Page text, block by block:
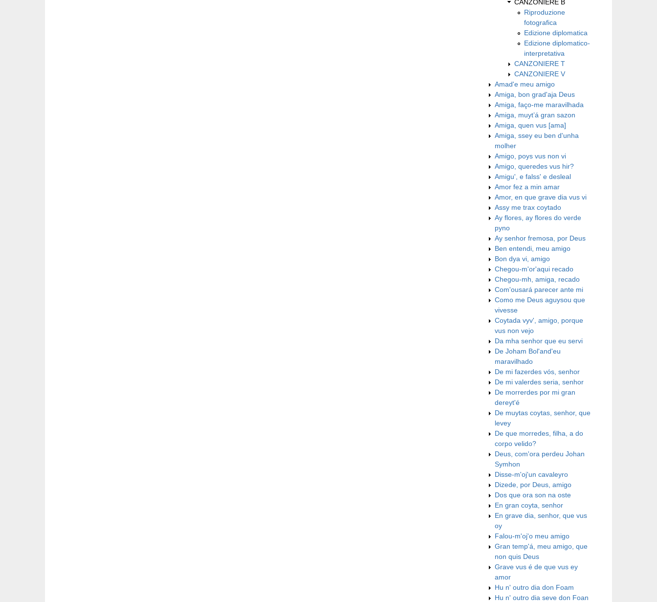
CANZONIERE B
Riproduzione
fotografica
Edizione diplomatica
Edizione diplomatico-
interpretativa
CANZONIERE T
CANZONIERE V
Amad'e meu amigo
Amiga, bon grad'aja Deus
Amiga, faço-me maravilhada
Amiga, muyt’á gran sazon
Amiga, quen vus [ama]
Amiga, ssey eu ben d'unha
molher
Amigo, poys vus non vi
Amigo, queredes vus hir?
Amigu', e falss' e desleal
Amor fez a min amar
Amor, en que grave dia vus vi
Assy me trax coytado
Ay flores, ay flores do verde
pyno
Ay senhor fremosa, por Deus
Ben entendi, meu amigo
Bon dya vi, amigo
Chegou-m'or'aqui recado
Chegou-mh, amiga, recado
Com'ousará parecer ante mi
Como me Deus aguysou que
vivesse
Coytada vyv', amigo, porque
vus non vejo
Da mha senhor que eu servi
De Joham Bol'and'eu
maravilhado
De mi fazerdes vós, senhor
De mi valerdes seria, senhor
De morrerdes por mi gran
dereyt'é
De muytas coytas, senhor, que
levey
De que morredes, filha, a do
corpo velido?
Deus, com'ora perdeu Johan
Symhon
Disse-m'oj'un cavaleyro
Dizede, por Deus, amigo
Dos que ora son na oste
En gran coyta, senhor
En grave dia, senhor, que vus
oy
Falou-m'oj'o meu amigo
Gran temp'á, meu amigo, que
non quis Deus
Grave vus é de que vus ey
amor
Hu n' outro dia don Foam
Hu n' outro dia seve don Foan